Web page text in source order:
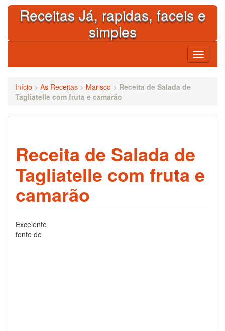
Skip
contentReceitas Já, rapidas, faceis e
simples
Toggle
Início > As Receitas > Marisco > Receita de Salada de
Tagliatelle com fruta e camarão
Receita de Salada de
Tagliatelle com fruta e
camarão
Excelente
fonte de